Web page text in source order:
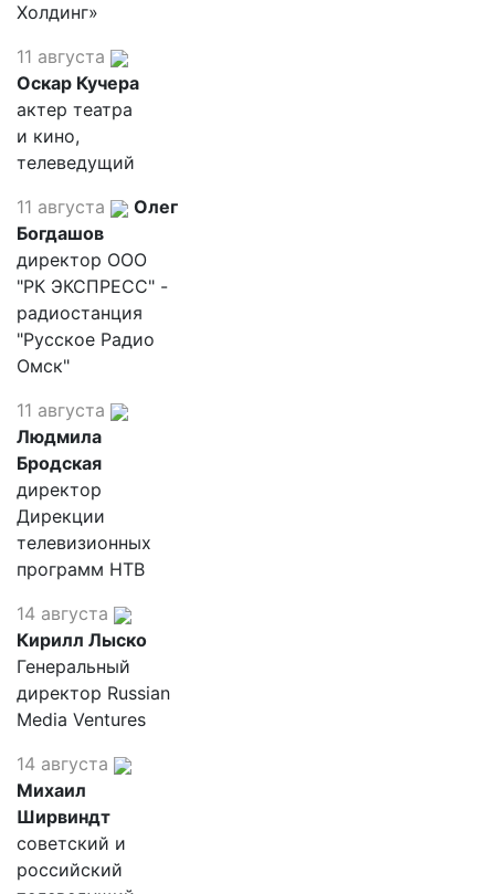
Холдинг»
11 августа
Оскар Кучера
актер театра
и кино,
телеведущий
11 августа
Олег
Богдашов
директор ООО
"РК ЭКСПРЕСС" -
радиостанция
"Русское Радио
Омск"
11 августа
Людмила
Бродская
директор
Дирекции
телевизионных
программ НТВ
14 августа
Кирилл Лыско
Генеральный
директор Russian
Media Ventures
14 августа
Михаил
Ширвиндт
советский и
российский